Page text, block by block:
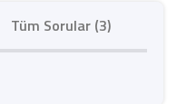
Tüm Sorular (3)